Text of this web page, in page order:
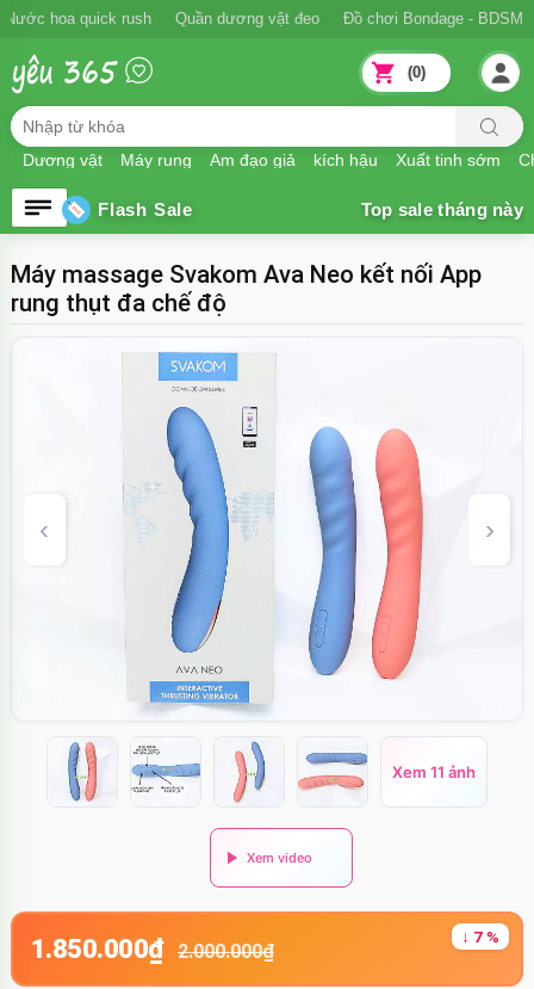
Ngăn xuất tinh sớm Nước hoa quick rush Quần dương vật đeo Đồ
Dương vật Máy rung Âm đạo giả kích hậu Xuất tinh sớm
(0)
Flash Sale
Máy massage Svakom Ava Neo kết nối App
rung thụt đa chế độ
Xem 11 ảnh
1.850.000₫ 2.000.000₫
↓ 7 %